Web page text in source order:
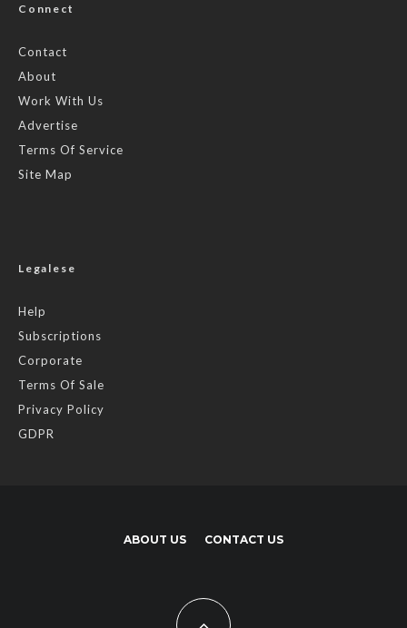
Connect
Contact
About
Work With Us
Advertise
Terms Of Service
Site Map
Legalese
Help
Subscriptions
Corporate
Terms Of Sale
Privacy Policy
GDPR
ABOUT US CONTACT US